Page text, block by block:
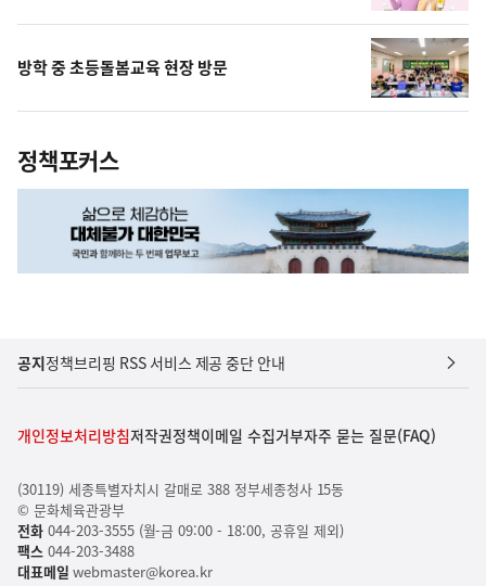
방학 중 초등돌봄교육 현장 방문
정책포커스
공지정책브리핑 RSS 서비스 제공 중단 안내
개인정보처리방침저작권정책이메일 수집거부자주 묻는 질문(FAQ)
(30119) 세종특별자치시 갈매로 388 정부세종청사 15동
© 문화체육관광부
전화044-203-3555 (월-금 09:00 - 18:00, 공휴일 제외)
팩스044-203-3488
대표메일 webmaster@korea.kr